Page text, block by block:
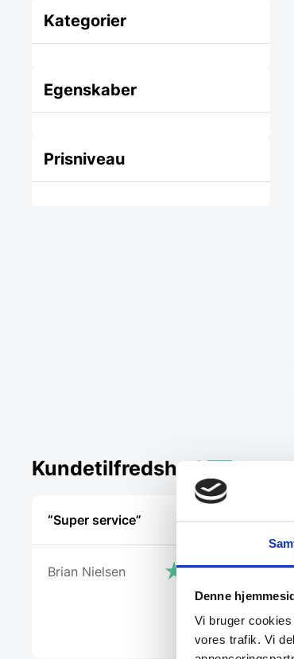
Denne
Vi bruger
vores trafik. Vi
Kategorier
Egenskaber
Prisniveau
Kundetilfredshed
“Super service”
Brian Nielsen